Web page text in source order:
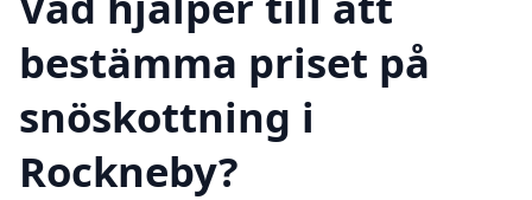
bestämma priset på
snöskottning i
Rockneby?